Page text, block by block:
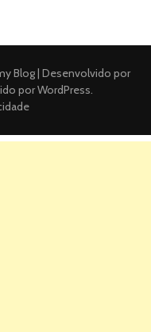
Blog | Desenvolvido por
porWordPress.